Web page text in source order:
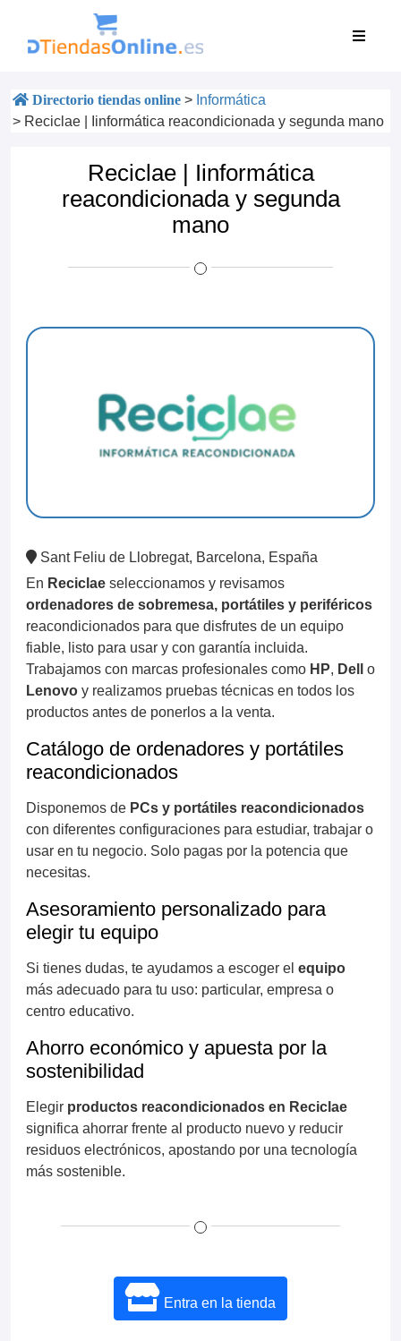
Directorio tiendas online > Informática
> Reciclae | Iinformática reacondicionada y segunda mano
Reciclae | Iinformática
reacondicionada y segunda
mano
Sant Feliu de Llobregat, Barcelona, España
En Reciclae seleccionamos y revisamos
ordenadores de sobremesa, portátiles y periféricos
reacondicionados para que disfrutes de un equipo
fiable, listo para usar y con garantía incluida.
Trabajamos con marcas profesionales como HP, Dell
o
Lenovo y realizamos pruebas técnicas en todos los
productos antes de ponerlos a la venta.
Catálogo de ordenadores y portátiles
reacondicionados
Disponemos de PCs y portátiles reacondicionados
con diferentes configuraciones para estudiar, trabajar o
usar en tu negocio. Solo pagas por la potencia que
necesitas.
Asesoramiento personalizado para
elegir tu equipo
Si tienes dudas, te ayudamos a escoger el equipo
más adecuado para tu uso: particular, empresa o
centro educativo.
Ahorro económico y apuesta por la
sostenibilidad
Elegir productos reacondicionados en Reciclae
significa ahorrar frente al producto nuevo y reducir
residuos electrónicos, apostando por una tecnología
más sostenible.
Entra en la tienda